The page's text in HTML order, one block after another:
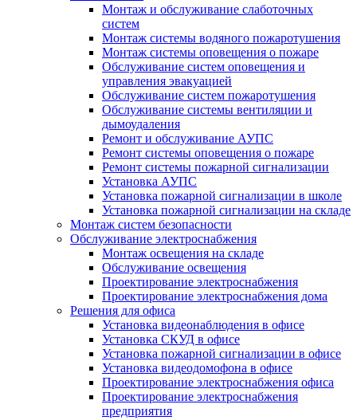
Монтаж и обслуживание слаботочных
систем
Монтаж системы водяного пожаротушения
Монтаж системы оповещения о пожаре
Обслуживание систем оповещения и
управления эвакуацией
Обслуживание систем пожаротушения
Обслуживание системы вентиляции и
дымоудаления
Ремонт и обслуживание АУПС
Ремонт системы оповещения о пожаре
Ремонт системы пожарной сигнализации
Установка АУПС
Установка пожарной сигнализации в школе
Установка пожарной сигнализации на складе
Монтаж систем безопасности
Обслуживание электроснабжения
Монтаж освещения на складе
Обслуживание освещения
Проектирование электроснабжения
Проектирование электроснабжения дома
Решения для офиса
Установка видеонаблюдения в офисе
Установка СКУД в офисе
Установка пожарной сигнализации в офисе
Установка видеодомофона в офисе
Проектирование электроснабжения офиса
Проектирование электроснабжения
предприятия